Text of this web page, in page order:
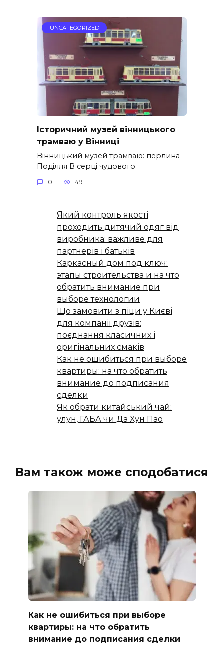
UNCATEGORIZED
Історичний музей вінницького
трамваю у Вінниці
Вінницький музей трамваю: перлина
Поділля В серці чудового
0 49
Який контроль якості
проходить дитячий одяг від
виробника: важливе для
партнерів і батьків
Каркасный дом под ключ:
этапы строительства и на что
обратить внимание при
выборе технологии
Що замовити з піци у Києві
для компанії друзів:
поєднання класичних і
оригінальних смаків
Как не ошибиться при выборе
квартиры: на что обратить
внимание до подписания
сделки
Як обрати китайський чай:
улун, ГАБА чи Да Хун Пао
Вам також може сподобатися
Как не ошибиться при выборе
квартиры: на что обратить
внимание до подписания сделки